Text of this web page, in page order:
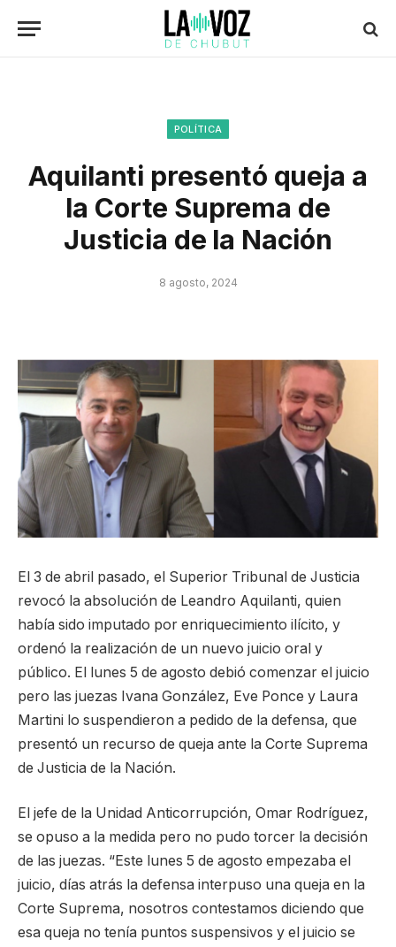
POLÍTICA
Aquilanti presentó queja a
la Corte Suprema de
Justicia de la Nación
8 agosto, 2024
El 3 de abril pasado, el Superior Tribunal de Justicia
revocó la absolución de Leandro Aquilanti, quien
había sido imputado por enriquecimiento ilícito, y
ordenó la realización de un nuevo juicio oral y
público. El lunes 5 de agosto debió comenzar el juicio
pero las juezas Ivana González, Eve Ponce y Laura
Martini lo suspendieron a pedido de la defensa, que
presentó un recurso de queja ante la Corte Suprema
de Justicia de la Nación.
El jefe de la Unidad Anticorrupción, Omar Rodríguez,
se opuso a la medida pero no pudo torcer la decisión
de las juezas. “Este lunes 5 de agosto empezaba el
juicio, días atrás la defensa interpuso una queja en la
Corte Suprema, nosotros contestamos diciendo que
esa queja no tenía puntos suspensivos y el juicio se